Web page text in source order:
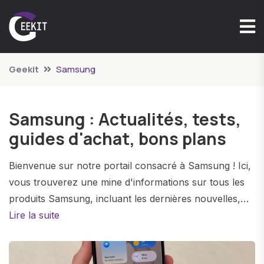
Geekit Samsung
Samsung : Actualités, tests,
guides d'achat, bons plans
Bienvenue sur notre portail consacré à Samsung ! Ici,
vous trouverez une mine d'informations sur tous les
produits Samsung, incluant les dernières nouvelles,
des analyses détaillées de produits, des guides d'achat
Lire la suite